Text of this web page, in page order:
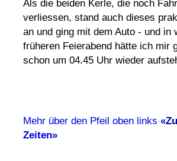
Als die beiden Kerle, die noch
verliessen, stand auch dieses
an und ging mit dem Auto - und
früheren Feierabend hätte ich mir
schon um 04.45 Uhr wieder
Mehr über den Pfeil oben links «
Zeiten»